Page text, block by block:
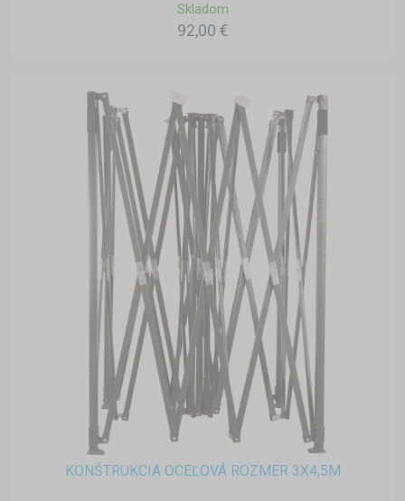
Skladom
92,00 €
KONŠTRUKCIA OCEĽOVÁ ROZMER 3X4,5M